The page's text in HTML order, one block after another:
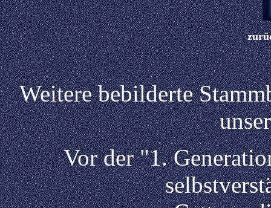
Weitere bebilderte
Vor der "1.